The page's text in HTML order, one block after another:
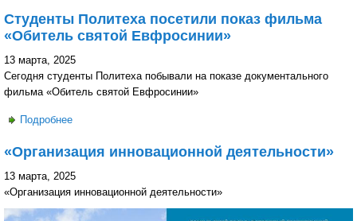
Студенты Политеха посетили показ фильма
«Обитель святой Евфросинии»
13 марта, 2025
Сегодня студенты Политеха побывали на показе документального
фильма «Обитель святой Евфросинии»
Подробнее
«Организация инновационной деятельности»
13 марта, 2025
«Организация инновационной деятельности»